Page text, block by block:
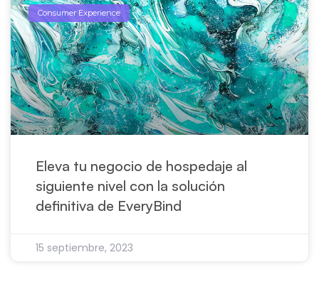
Consumer Experience
Eleva tu negocio de hospedaje al
siguiente nivel con la solución
definitiva de EveryBind
15 septiembre, 2023